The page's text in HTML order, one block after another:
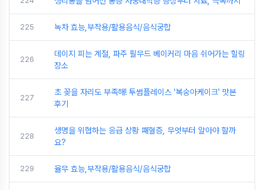
225 녹차 효능,부작용/활용음식/음식궁합
226
데이지 피는 계절, 파주 필무드 베이커리 마음 쉬어가는 힐링
장소
227
초 꽂을 자리도 부족해! 투썸플레이스 '복숭아케이크' 맛본
후기
228
생명을 위협하는 응급 상황 패혈증, 무엇부터 알아야 할까
요?
229 율무 효능,부작용/활용음식/음식궁합